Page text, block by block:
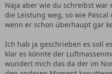
Naja aber wie du schreibst war
die Leistung weg, so wie
wenn er schon überhaupt gar
Ich hab ja geschrieben es soll
klar es könnte der
wundert mich das da der im